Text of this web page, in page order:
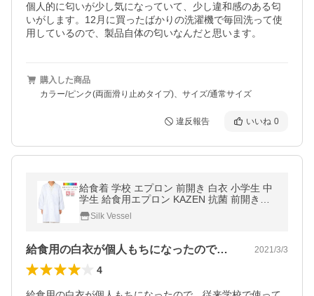
個人的に匂いが少し気になっていて、少し違和感のある匂
いがします。12月に買ったばかりの洗濯機で毎回洗って使
用しているので、製品自体の匂いなんだと思います。
購入した商品
カラー/ピンク(両面滑り止めタイプ)、サイズ/通常サイズ
違反報告 いいね 0
給食着 学校 エプロン 前開き 白衣 小学生 中
学生 給食用エプロン KAZEN 抗菌 前開きボ
タンタイプ ネコポス 4号 5号 6号 size
Silk Vessel
給食用の白衣が個人もちになったので、従… 2021/3/3
4